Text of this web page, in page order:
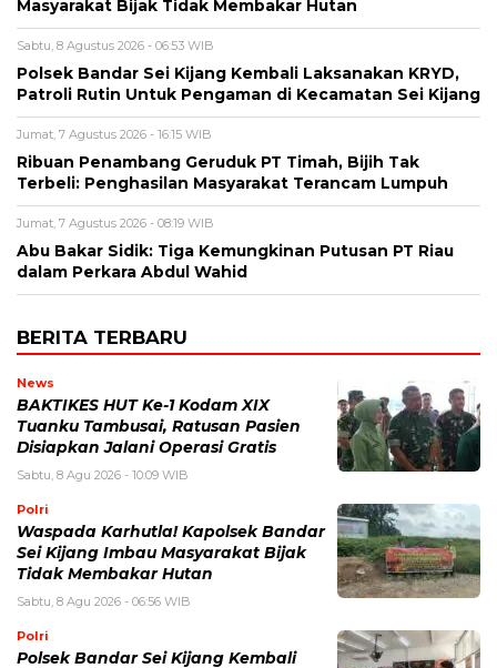
Masyarakat Bijak Tidak Membakar Hutan
Sabtu, 8 Agustus 2026 - 06:53 WIB
Polsek Bandar Sei Kijang Kembali Laksanakan KRYD,
Patroli Rutin Untuk Pengaman di Kecamatan Sei Kijang
Jumat, 7 Agustus 2026 - 16:15 WIB
Ribuan Penambang Geruduk PT Timah, Bijih Tak
Terbeli: Penghasilan Masyarakat Terancam Lumpuh
Jumat, 7 Agustus 2026 - 08:19 WIB
Abu Bakar Sidik: Tiga Kemungkinan Putusan PT Riau
dalam Perkara Abdul Wahid
BERITA TERBARU
News
BAKTIKES HUT Ke-1 Kodam XIX
Tuanku Tambusai, Ratusan Pasien
Disiapkan Jalani Operasi Gratis
Sabtu, 8 Agu 2026 - 10:09 WIB
Polri
Waspada Karhutla! Kapolsek Bandar
Sei Kijang Imbau Masyarakat Bijak
Tidak Membakar Hutan
Sabtu, 8 Agu 2026 - 06:56 WIB
Polri
Polsek Bandar Sei Kijang Kembali